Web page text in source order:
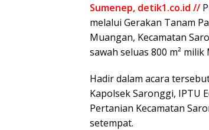
Sumenep, detik1.co.id //
melalui Gerakan Tanam
Muangan, Kecamatan
sawah seluas 800 m²
Hadir dalam acara
Kapolsek Saronggi, IPTU
Pertanian Kecamatan
setempat.